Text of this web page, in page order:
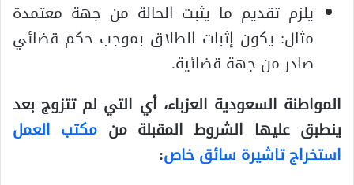
يلزم تقديم ما يثبت الحالة من جهة معتمدة
مثال: يكون إثبات الطلاق بموجب حكم قضائي
صادر من جهة قضائية.
المواطنة السعودية العزباء، أي التي لم تتزوج بعد
ينطبق عليها الشروط المقبلة من مكتب العمل
استخراج تاشيرة سائق خاص: